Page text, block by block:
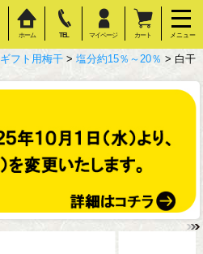
ホーム TEL マイページ カート メニュー
ギフト用梅干 > 塩分約15％～20％ > 白干